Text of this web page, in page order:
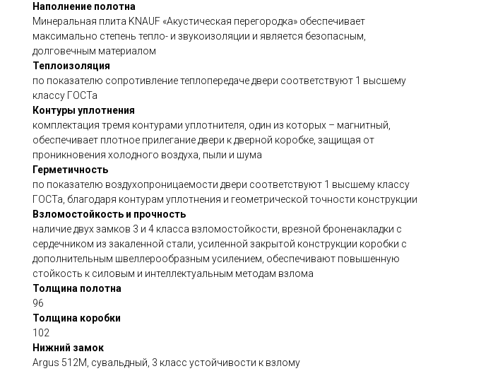
Наполнение полотна
Минеральная плита KNAUF «Акустическая перегородка» обеспечивает
максимально степень тепло- и звукоизоляции и является безопасным,
долговечным материалом
Теплоизоляция
по показателю сопротивление теплопередаче двери соответствуют 1 высшему
классу ГОСТа
Контуры уплотнения
комплектация тремя контурами уплотнителя, один из которых – магнитный,
обеспечивает плотное прилегание двери к дверной коробке, защищая от
проникновения холодного воздуха, пыли и шума
Герметичность
по показателю воздухопроницаемости двери соответствуют 1 высшему классу
ГОСТа, благодаря контурам уплотнения и геометрической точности конструкции
Взломостойкость и прочность
наличие двух замков 3 и 4 класса взломостойкости, врезной броненакладки с
сердечником из закаленной стали, усиленной закрытой конструкции коробки с
дополнительным швеллерообразным усилением, обеспечивают повышенную
стойкость к силовым и интеллектуальным методам взлома
Толщина полотна
96
Толщина коробки
102
Нижний замок
Argus 512М, сувальдный, 3 класс устойчивости к взлому